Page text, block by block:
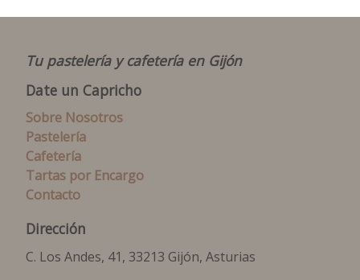
Tu pastelería y cafetería en Gijón
Date un Capricho
Sobre Nosotros
Pastelería
Cafetería
Tartas por Encargo
Contacto
Dirección
C. Los Andes, 41, 33213 Gijón, Asturias